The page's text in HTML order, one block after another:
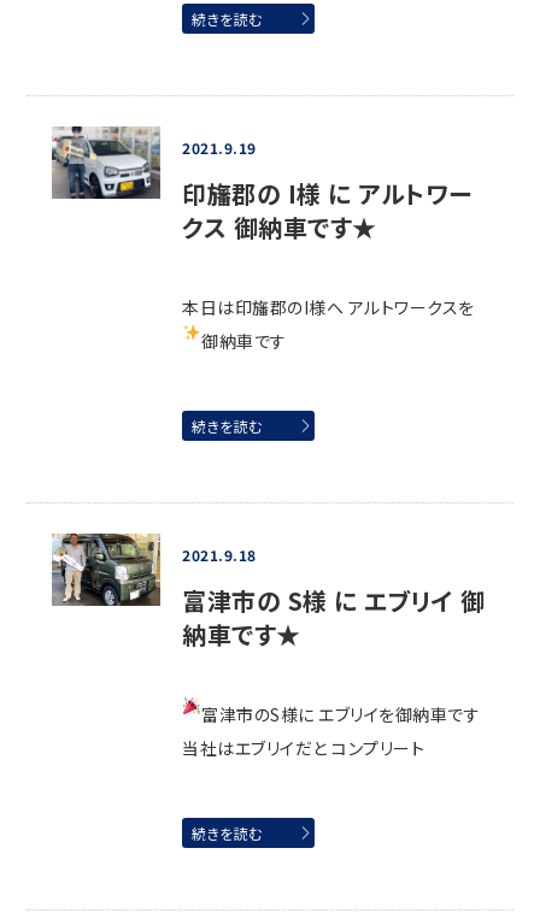
続きを読む
2021.9.19
印旛郡の I様 に アルトワー
クス 御納車です★
本日は印旛郡のI様へ アルトワークスを
御納車です
続きを読む
2021.9.18
富津市の S様 に エブリイ 御
納車です★
富津市のS様に エブリイを御納車です
当社はエブリイだと コンプリート
続きを読む